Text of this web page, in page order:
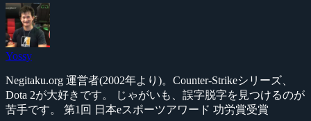
Yossy
Negitaku.org 運営者(2002年より)。Counter-Strikeシリーズ、
Dota 2が大好きです。 じゃがいも、誤字脱字を見つけるのが
苦手です。 第1回 日本eスポーツアワード 功労賞受賞